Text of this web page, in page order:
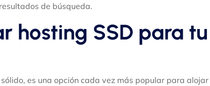
de búsqueda.
hosting SSD para tu
es una opción cada vez más popular para alojar